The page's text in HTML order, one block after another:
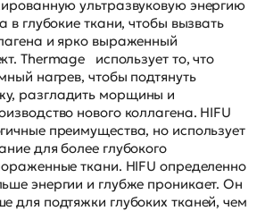
ультразвуковую энергию
в глубокие ткани, чтобы вызвать
и ярко выраженный
Thermage использует то, что
нагрев, чтобы подтянуть
разгладить морщины и
нового коллагена. HIFU
преимущества, но использует
для более глубокого
ткани. HIFU определенно
энергии и глубже проникает. Он
для подтяжки глубоких тканей, чем